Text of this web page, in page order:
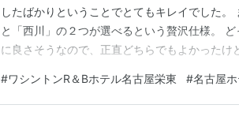
したばかりということでとてもキレイでした。
と「西川」の２つが選べるという贅沢仕様。
に良さそうなので、正直どちらでもよかったけ
えていません。 でもロビーにもいろんな種類の
を追求したい人にはおすすめです。 私は低反
#ワシントンR＆Bホテル名古屋栄東 #名古屋